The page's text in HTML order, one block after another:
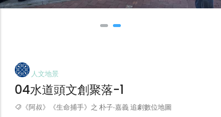
人文地景
04水道頭文創聚落-1
《阿叔》《生命捕手》之 朴子‧嘉義 追劇數位地圖